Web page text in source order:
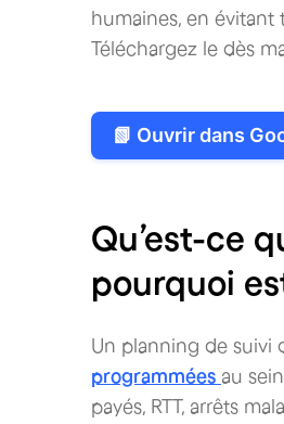
humaines, en
Téléchargez le dès
📗 Ouvrir dans
Qu’est-ce
pourquoi
Un planning de suivi
programmées au
payés, RTT, arrêts